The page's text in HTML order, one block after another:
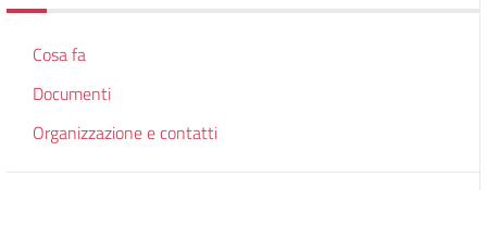
Cosa fa
Documenti
Organizzazione e contatti